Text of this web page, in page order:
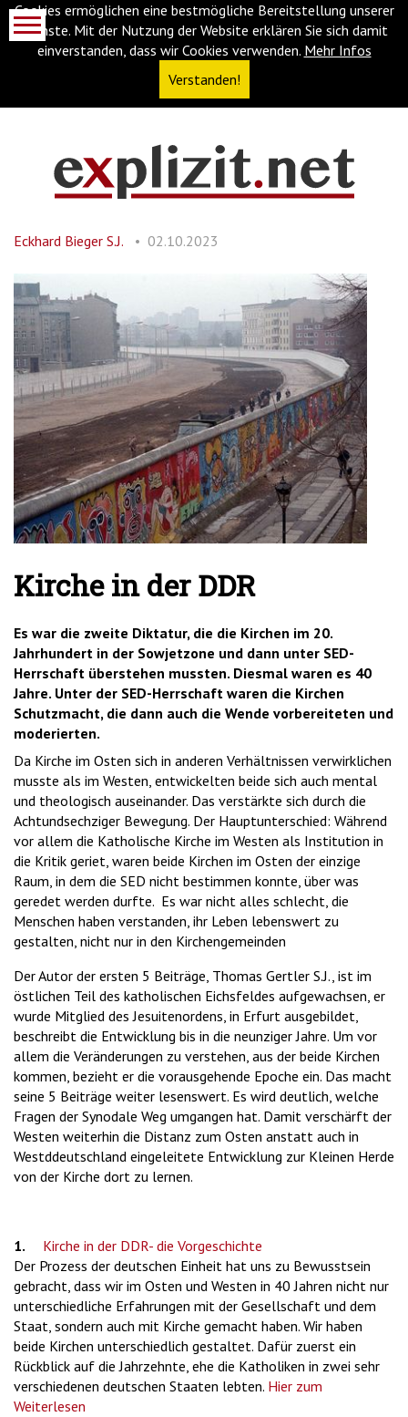
Cookies ermöglichen eine bestmögliche Bereitstellung unserer
Dienste. Mit der Nutzung der Website erklären Sie sich damit
einverstanden, dass wir Cookies verwenden. Mehr Infos
Verstanden!
(Accesskey
Navigation
springen
(Accesskey
'3')Zur
Suche
springen
(Accesskey
'2')
Eckhard Bieger S.J. 02.10.2023
Kirche in der DDR
Es war die zweite Diktatur, die die Kirchen im 20.
Jahrhundert in der Sowjetzone und dann unter SED-
Herrschaft überstehen mussten. Diesmal waren es 40
Jahre. Unter der SED-Herrschaft waren die Kirchen
Schutzmacht, die dann auch die Wende vorbereiteten und
moderierten.
Da Kirche im Osten sich in anderen Verhältnissen verwirklichen
musste als im Westen, entwickelten beide sich auch mental
und theologisch auseinander. Das verstärkte sich durch die
Achtundsechziger Bewegung. Der Hauptunterschied: Während
vor allem die Katholische Kirche im Westen als Institution in
die Kritik geriet, waren beide Kirchen im Osten der einzige
Raum, in dem die SED nicht bestimmen konnte, über was
geredet werden durfte. Es war nicht alles schlecht, die
Menschen haben verstanden, ihr Leben lebenswert zu
gestalten, nicht nur in den Kirchengemeinden
Der Autor der ersten 5 Beiträge, Thomas Gertler S.J., ist im
östlichen Teil des katholischen Eichsfeldes aufgewachsen, er
wurde Mitglied des Jesuitenordens, in Erfurt ausgebildet,
beschreibt die Entwicklung bis in die neunziger Jahre. Um vor
allem die Veränderungen zu verstehen, aus der beide Kirchen
kommen, bezieht er die vorausgehende Epoche ein. Das macht
seine 5 Beiträge weiter lesenswert. Es wird deutlich, welche
Fragen der Synodale Weg umgangen hat. Damit verschärft der
Westen weiterhin die Distanz zum Osten anstatt auch in
Westddeutschland eingeleitete Entwicklung zur Kleinen Herde
von der Kirche dort zu lernen.
1. Kirche in der DDR- die Vorgeschichte
Der Prozess der deutschen Einheit hat uns zu Bewusstsein
gebracht, dass wir im Osten und Westen in 40 Jahren nicht nur
unterschiedliche Erfahrungen mit der Gesellschaft und dem
Staat, sondern auch mit Kirche gemacht haben. Wir haben
beide Kirchen unterschiedlich gestaltet. Dafür zuerst ein
Rückblick auf die Jahrzehnte, ehe die Katholiken in zwei sehr
verschiedenen deutschen Staaten lebten. Hier zum
Weiterlesen